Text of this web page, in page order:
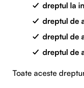
dreptul la
dreptul de
dreptul de
dreptul de
Toate aceste